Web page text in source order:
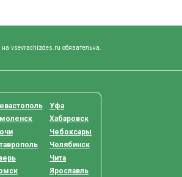
vsevrachizdes.ru обязательна.
Уфа
Хабаровск
Чебоксары
Челябинск
Чита
Ярославль